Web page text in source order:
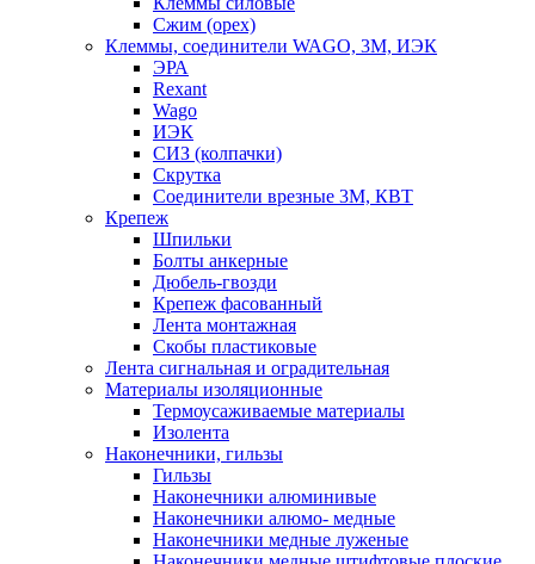
Сжим (орех)
Клеммы, соединители WAGO, 3M, ИЭК
ЭРА
Rexant
Wago
ИЭК
СИЗ (колпачки)
Скрутка
Соединители врезные 3M, КВТ
Крепеж
Шпильки
Болты анкерные
Дюбель-гвозди
Крепеж фасованный
Лента монтажная
Скобы пластиковые
Лента сигнальная и оградительная
Материалы изоляционные
Термоусаживаемые матeриалы
Изолента
Наконечники, гильзы
Гильзы
Наконечники алюминивые
Наконечники алюмо- медные
Наконечники медные луженые